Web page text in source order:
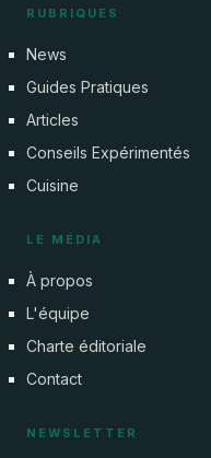
RUBRIQUES
News
Guides Pratiques
Articles
Conseils Expérimentés
Cuisine
LE MÉDIA
À propos
L'équipe
Charte éditoriale
Contact
NEWSLETTER